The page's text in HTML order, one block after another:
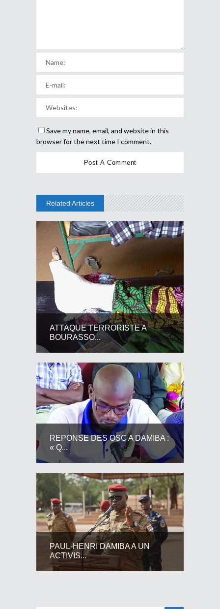
Save my name, email, and website in this
browser for the next time I comment.
Related Articles
ATTAQUE TERRORISTE A
BOURASSO...
REPONSE DES OSC A DAMIBA :
« Q...
PAUL-HENRI DAMIBA A UN
ACTIVIS...